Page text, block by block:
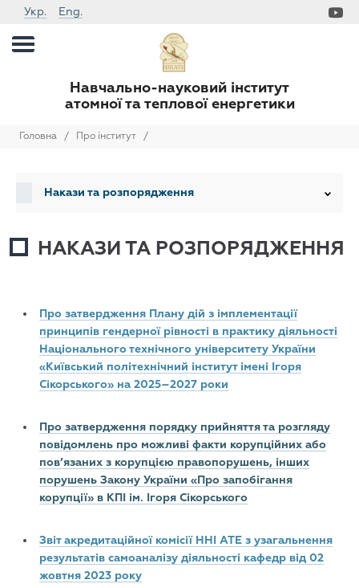
Укр. Eng.
Навчально-науковий інститут
атомної та теплової енергетики
Головна / Про інститут /
Накази та розпорядження
НАКАЗИ ТА РОЗПОРЯДЖЕННЯ
Про затвердження Плану дій з імплементації
принципів гендерної рівності в практику діяльності
Національного технічного університету України
«Київський політехнічний інститут імені Ігоря
Сікорського» на 2025–2027 роки
Про затвердження порядку прийняття та розгляду
повідомлень про можливі факти корупційних або
пов’язаних з корупцією правопорушень, інших
порушень Закону України «Про запобігання
корупції» в КПІ ім. Ігоря Сікорського
Звіт акредитаційної комісії ННІ АТЕ з узагальнення
результатів самоаналізу діяльності кафедр від 02
жовтня 2023 року